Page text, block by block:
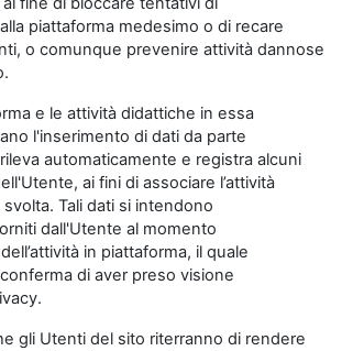
piattaforma medesimo o di recare
o comunque prevenire attività dannose
e le attività didattiche in essa
l'inserimento di dati da parte
automaticamente e registra alcuni
ai fini di associare l’attività
svolta. Tali dati si intendono
dall'Utente al momento
in piattaforma, il quale
di aver preso visione
gli Utenti del sito riterranno di rendere